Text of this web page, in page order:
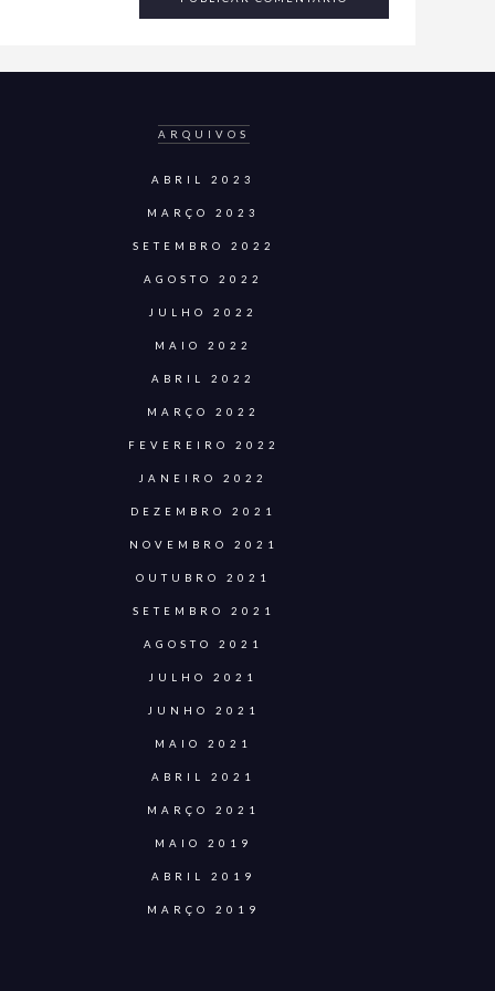
ARQUIVOS
ABRIL 2023
MARÇO 2023
SETEMBRO 2022
AGOSTO 2022
JULHO 2022
MAIO 2022
ABRIL 2022
MARÇO 2022
FEVEREIRO 2022
JANEIRO 2022
DEZEMBRO 2021
NOVEMBRO 2021
OUTUBRO 2021
SETEMBRO 2021
AGOSTO 2021
JULHO 2021
JUNHO 2021
MAIO 2021
ABRIL 2021
MARÇO 2021
MAIO 2019
ABRIL 2019
MARÇO 2019